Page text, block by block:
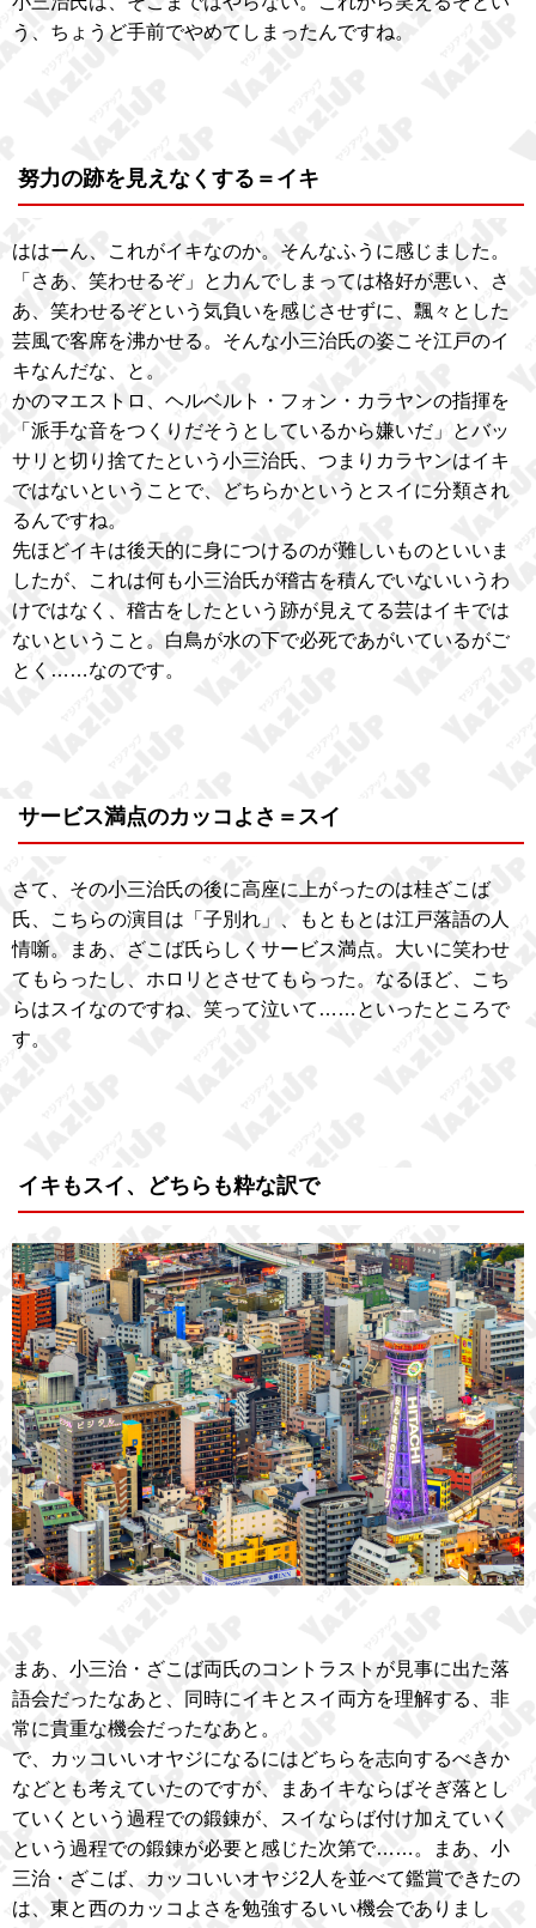
う、ちょうど手前でやめてしまったんですね。
努力の跡を見えなくする＝イキ
ははーん、これがイキなのか。そんなふうに感じました。
「さあ、笑わせるぞ」と力んでしまっては格好が悪い、さ
あ、笑わせるぞという気負いを感じさせずに、飄々とした
芸風で客席を沸かせる。そんな小三治氏の姿こそ江戸のイ
キなんだな、と。
かのマエストロ、ヘルベルト・フォン・カラヤンの指揮を
「派手な音をつくりだそうとしているから嫌いだ」とバッ
サリと切り捨てたという小三治氏、つまりカラヤンはイキ
ではないということで、どちらかというとスイに分類され
るんですね。
先ほどイキは後天的に身につけるのが難しいものといいま
したが、これは何も小三治氏が稽古を積んでいないいうわ
けではなく、稽古をしたという跡が見えてる芸はイキでは
ないということ。白鳥が水の下で必死であがいているがご
とく……なのです。
サービス満点のカッコよさ＝スイ
さて、その小三治氏の後に高座に上がったのは桂ざこば
氏、こちらの演目は「子別れ」、もともとは江戸落語の人
情噺。まあ、ざこば氏らしくサービス満点。大いに笑わせ
てもらったし、ホロリとさせてもらった。なるほど、こち
らはスイなのですね、笑って泣いて……といったところで
す。
イキもスイ、どちらも粋な訳で
まあ、小三治・ざこば両氏のコントラストが見事に出た落
語会だったなあと、同時にイキとスイ両方を理解する、非
常に貴重な機会だったなあと。
で、カッコいいオヤジになるにはどちらを志向するべきか
などとも考えていたのですが、まあイキならばそぎ落とし
ていくという過程での鍛錬が、スイならば付け加えていく
という過程での鍛錬が必要と感じた次第で……。まあ、小
三治・ざこば、カッコいいオヤジ2人を並べて鑑賞できたの
は、東と西のカッコよさを勉強するいい機会でありまし